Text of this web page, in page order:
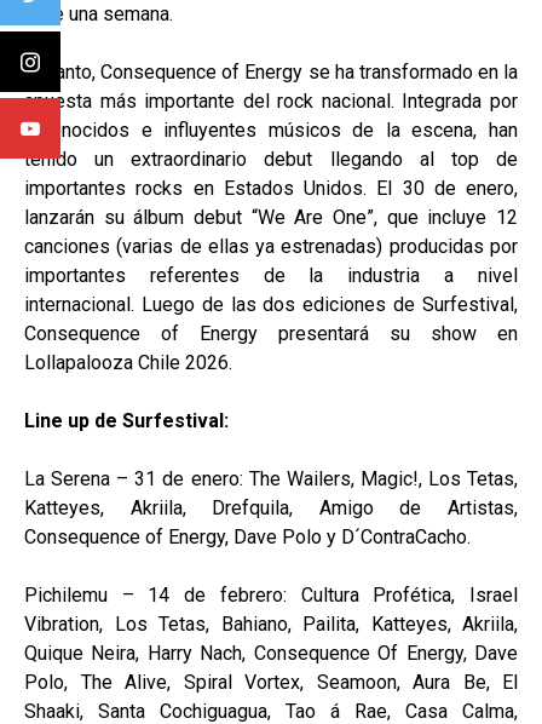
hace una semana.
En tanto, Consequence of Energy se ha transformado en la
apuesta más importante del rock nacional. Integrada por
reconocidos e influyentes músicos de la escena, han
tenido un extraordinario debut llegando al top de
importantes rocks en Estados Unidos. El 30 de enero,
lanzarán su álbum debut “We Are One”, que incluye 12
canciones (varias de ellas ya estrenadas) producidas por
importantes referentes de la industria a nivel
internacional. Luego de las dos ediciones de Surfestival,
Consequence of Energy presentará su show en
Lollapalooza Chile 2026.
Line up de Surfestival:
La Serena – 31 de enero: The Wailers, Magic!, Los Tetas,
Katteyes, Akriila, Drefquila, Amigo de Artistas,
Consequence of Energy, Dave Polo y D´ContraCacho.
Pichilemu – 14 de febrero: Cultura Profética, Israel
Vibration, Los Tetas, Bahiano, Pailita, Katteyes, Akriila,
Quique Neira, Harry Nach, Consequence Of Energy, Dave
Polo, The Alive, Spiral Vortex, Seamoon, Aura Be, El
Shaaki, Santa Cochiguagua, Tao á Rae, Casa Calma,